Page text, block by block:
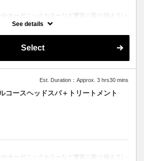
オーガニックカラーなど豊富に取り揃えてい
選択をさせて頂きます。
ートヘッドスパ
See details
Select
Est. Duration：Approx. 3 hrs30 mins
コースヘッドスパ＋トリートメント
オーガニックカラーなど豊富に取り揃えてい